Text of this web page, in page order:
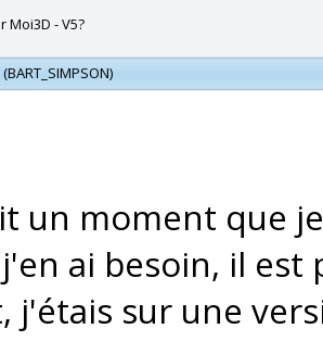
Moi3D - V5?
un moment que
ai besoin, il est
j'étais sur une